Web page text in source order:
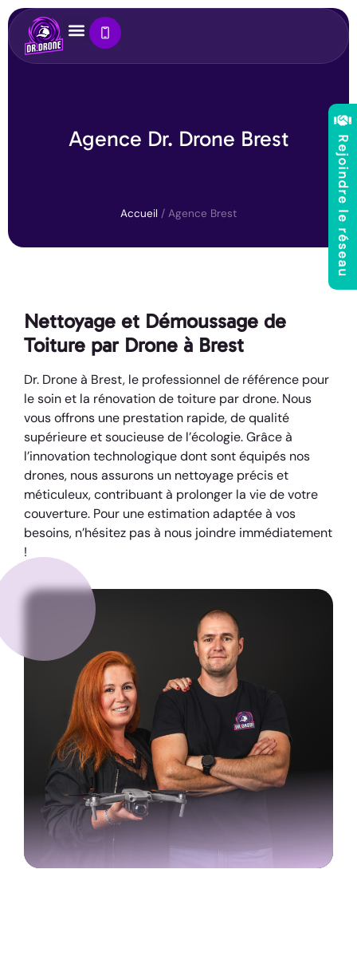
Rejoindre le réseau
Agence Dr. Drone Brest
Accueil / Agence Brest
Nettoyage et Démoussage de
Toiture par Drone à Brest
Dr. Drone à Brest, le professionnel de référence pour
le soin et la rénovation de toiture par drone. Nous
vous offrons une prestation rapide, de qualité
supérieure et soucieuse de l’écologie. Grâce à
l’innovation technologique dont sont équipés nos
drones, nous assurons un nettoyage précis et
méticuleux, contribuant à prolonger la vie de votre
couverture. Pour une estimation adaptée à vos
besoins, n’hésitez pas à nous joindre immédiatement
!
Panneau de gestion des cookies